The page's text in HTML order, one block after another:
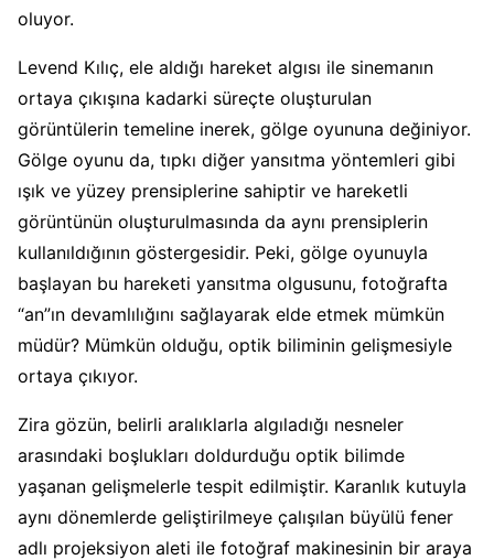
oluyor.
Levend Kılıç, ele aldığı hareket algısı ile sinemanın
ortaya çıkışına kadarki süreçte oluşturulan
görüntülerin temeline inerek, gölge oyununa değiniyor.
Gölge oyunu da, tıpkı diğer yansıtma yöntemleri gibi
ışık ve yüzey prensiplerine sahiptir ve hareketli
görüntünün oluşturulmasında da aynı prensiplerin
kullanıldığının göstergesidir. Peki, gölge oyunuyla
başlayan bu hareketi yansıtma olgusunu, fotoğrafta
“an”ın devamlılığını sağlayarak elde etmek mümkün
müdür? Mümkün olduğu, optik biliminin gelişmesiyle
ortaya çıkıyor.
Zira gözün, belirli aralıklarla algıladığı nesneler
arasındaki boşlukları doldurduğu optik bilimde
yaşanan gelişmelerle tespit edilmiştir. Karanlık kutuyla
aynı dönemlerde geliştirilmeye çalışılan büyülü fener
adlı projeksiyon aleti ile fotoğraf makinesinin bir araya